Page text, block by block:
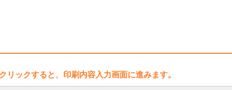
リックすると、印刷内容入力画面に進みます。